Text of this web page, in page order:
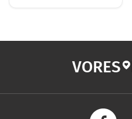
VORES